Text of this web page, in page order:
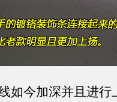
如今加深并且进行